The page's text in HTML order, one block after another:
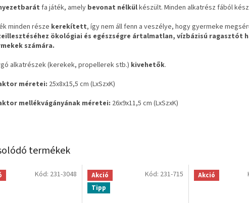
termékek
Kód: 231-3048
Akció
Tipp
Kód: 231-715 Akció
fa játék, amely bevonat nélkülkészült. Minden alkatrész fából
minden része kerekített, így nem áll fenn a veszélye, hogy gyermeke
ökológiai és egészségre ártalmatlan, vízbázisú ragasztót
számára.
alkatrészek (kerekek, propellerek stb.) kivehetők.
méretei: 25x8x15,5 cm (LxSzxK)
mellékvágányának méretei: 26x9x11,5 cm (LxSzxK)